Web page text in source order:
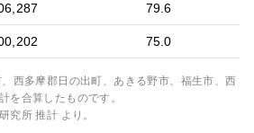
79.6
75.0
西多摩郡日の出町、あきる野市、福生市、西
を合算したものです。
究所 推計 より。